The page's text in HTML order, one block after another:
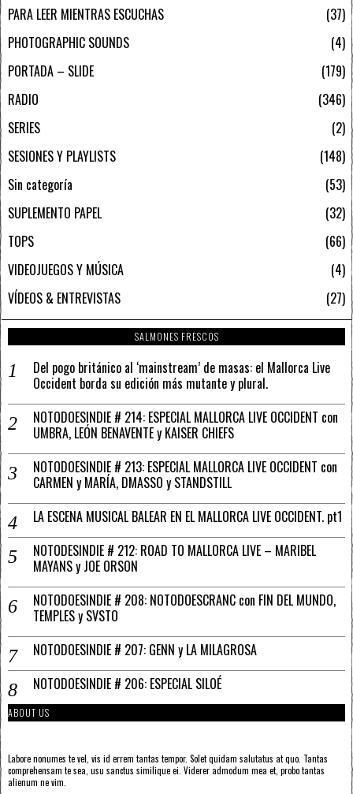
PARA LEER MIENTRAS ESCUCHAS
37
PHOTOGRAPHIC SOUNDS
4
PORTADA – SLIDE
179
RADIO
346
SERIES
2
SESIONES Y PLAYLISTS
148
Sin categoría
53
SUPLEMENTO PAPEL
32
TOPS
66
VIDEOJUEGOS Y MÚSICA
4
VÍDEOS & ENTREVISTAS
27
SALMONES FRESCOS
Del pogo británico al ‘mainstream’ de masas: el Mallorca Live
Occident borda su edición más mutante y plural.
NOTODOESINDIE # 214: ESPECIAL MALLORCA LIVE OCCIDENT con
UMBRA, LEÓN BENAVENTE y KAISER CHIEFS
NOTODOESINDIE # 213: ESPECIAL MALLORCA LIVE OCCIDENT con
CARMEN y MARÍA, DMASSO y STANDSTILL
LA ESCENA MUSICAL BALEAR EN EL MALLORCA LIVE OCCIDENT. pt1
NOTODESINDIE # 212: ROAD TO MALLORCA LIVE – MARIBEL
MAYANS y JOE ORSON
NOTODOESINDIE # 208: NOTODOESCRANC con FIN DEL MUNDO,
TEMPLES y SVSTO
NOTODOESINDIE # 207: GENN y LA MILAGROSA
NOTODOESINDIE # 206: ESPECIAL SILOÉ
ABOUT US
Labore nonumes te vel, vis id errem tantas tempor. Solet quidam salutatus at quo. Tantas
comprehensam te sea, usu sanctus similique ei. Viderer admodum mea et, probo tantas
alienum ne vim.